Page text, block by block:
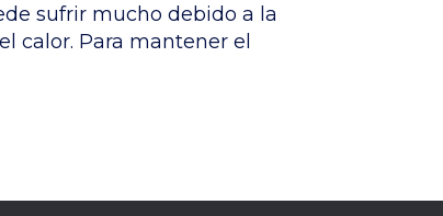
sufrir mucho debido a la
calor. Para mantener el